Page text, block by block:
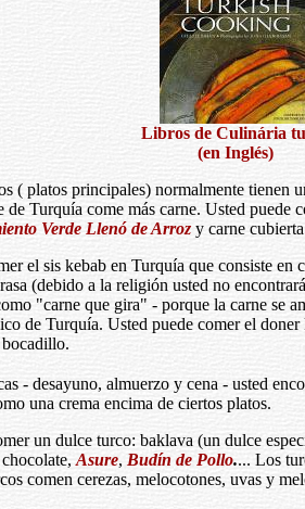
Libros de Culinária
(en Inglés)
( platos principales) normalmente tienen
de Turquía come más carne. Usted puede
Verde Llenó de Arroz y carne
el sis kebab en Turquía que consiste en
(debido a la religión usted no
"carne que gira" - porque la carne se
de Turquía. Usted puede comer el
- desayuno, almuerzo y cena - usted
una crema encima de ciertos platos.
un dulce turco: baklava (un dulce
Asure, Budín de Pollo.... Los
comen cerezas, melocotones, uvas y